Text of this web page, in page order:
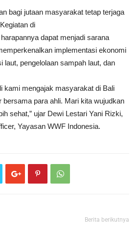
bagi jutaan masyarakat tetap terjaga
di
dapat menjadi sarana
implementasi ekonomi
laut, pengelolaan sampah laut, dan
kami mengajak masyarakat di Bali
bersama para ahli. Mari kita wujudkan
sehat,” ujar Dewi Lestari Yani Rizki,
Yayasan WWF Indonesia.
Berita berikutnya